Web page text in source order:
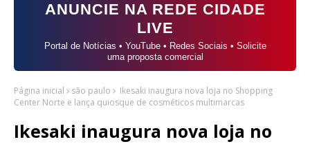
ANUNCIE NA REDE CIDADE
LIVE
Portal de Notícias • YouTube • Redes Sociais • Solicite
uma proposta comercial
Página inicial são paulo
Ikesaki inaugura nova loja no Shopping
Center Norte e lança quiosque de cosméticos multimarcas
Ikesaki inaugura nova loja no